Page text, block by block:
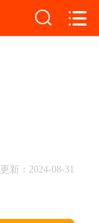
更新：2024-08-31